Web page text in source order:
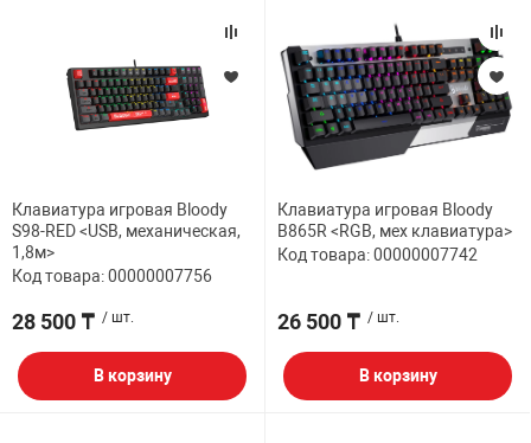
Клавиатура игровая Bloody
S98-RED <USB, механическая,
1,8м>
Код товара: 00000007756
28 500 ₸ / шт.
В корзину
Клавиатура игровая Bloody
B865R <RGB, мех клавиатура>
Код товара: 00000007742
26 500 ₸ / шт.
В корзину